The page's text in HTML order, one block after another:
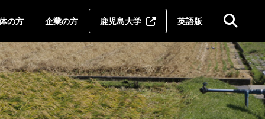
の方 企業の方 鹿児島大学 英語版